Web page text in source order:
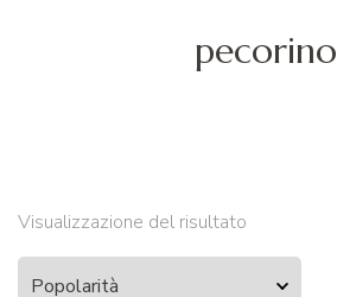
pecorino
Visualizzazione del risultato